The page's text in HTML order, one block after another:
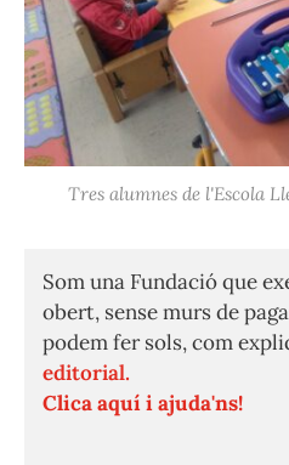
Tres alumnes de l'Escola
Som una Fundació que
obert, sense murs de
podem fer sols, com
editorial.
Clica aquí i ajuda'ns!